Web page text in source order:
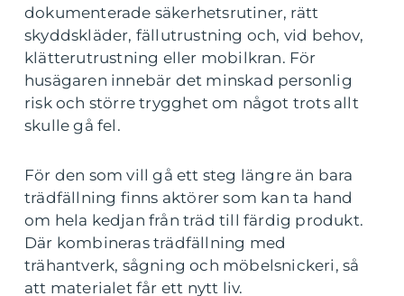
dokumenterade säkerhetsrutiner, rätt
skyddskläder, fällutrustning och, vid behov,
klätterutrustning eller mobilkran. För
husägaren innebär det minskad personlig
risk och större trygghet om något trots allt
skulle gå fel.
För den som vill gå ett steg längre än bara
trädfällning finns aktörer som kan ta hand
om hela kedjan från träd till färdig produkt.
Där kombineras trädfällning med
trähantverk, sågning och möbelsnickeri, så
att materialet får ett nytt liv.